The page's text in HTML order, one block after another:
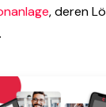
, deren